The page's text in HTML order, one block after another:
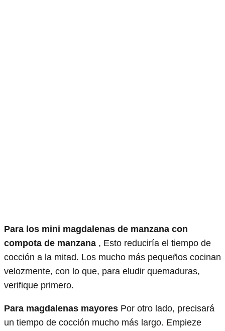
Para los mini magdalenas de manzana con
compota de manzana , Esto reduciría el tiempo de
cocción a la mitad. Los mucho más pequeños cocinan
velozmente, con lo que, para eludir quemaduras,
verifique primero.
Para magdalenas mayores Por otro lado, precisará
un tiempo de cocción mucho más largo. Empieze